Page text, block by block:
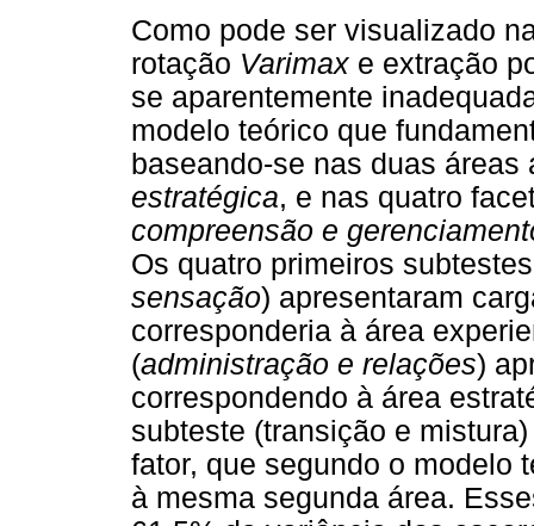
Como pode ser visualizado
rotação Varimax e extração
se aparentemente
modelo teórico que
baseando-se nas duas
estratégica, e nas quatro
compreensão e
Os quatro primeiros
sensação) apresentaram
corresponderia à área
(administração e relações)
correspondendo à área
subteste (transição e
fator, que segundo o modelo
à mesma segunda área.